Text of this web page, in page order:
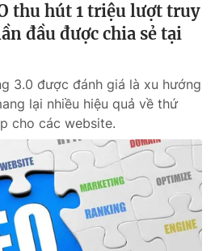
thu hút 1 triệu lượt truy
đầu được chia sẻ tại
3.0 được đánh giá là xu hướng
lại nhiều hiệu quả về thứ
cho các website.